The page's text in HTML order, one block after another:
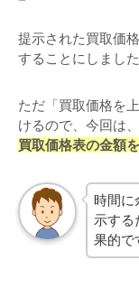
提示された買取価
することにしました
ただ「買取価格を
けるので、今回は、
買取価格表の金額
時間に
示する
果的で